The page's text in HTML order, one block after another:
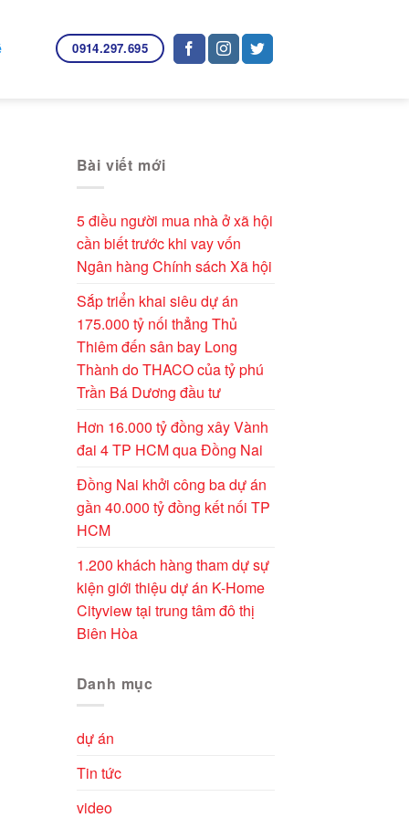
0914.297.695
Bài viết mới
5 điều người mua nhà ở xã hội
cần biết trước khi vay vốn
Ngân hàng Chính sách Xã hội
Sắp triển khai siêu dự án
175.000 tỷ nối thẳng Thủ
Thiêm đến sân bay Long
Thành do THACO của tỷ phú
Trần Bá Dương đầu tư
Hơn 16.000 tỷ đồng xây Vành
đai 4 TP HCM qua Đồng Nai
Đồng Nai khởi công ba dự án
gần 40.000 tỷ đồng kết nối TP
HCM
1.200 khách hàng tham dự sự
kiện giới thiệu dự án K-Home
Cityview tại trung tâm đô thị
Biên Hòa
Danh mục
dự án
Tin tức
video